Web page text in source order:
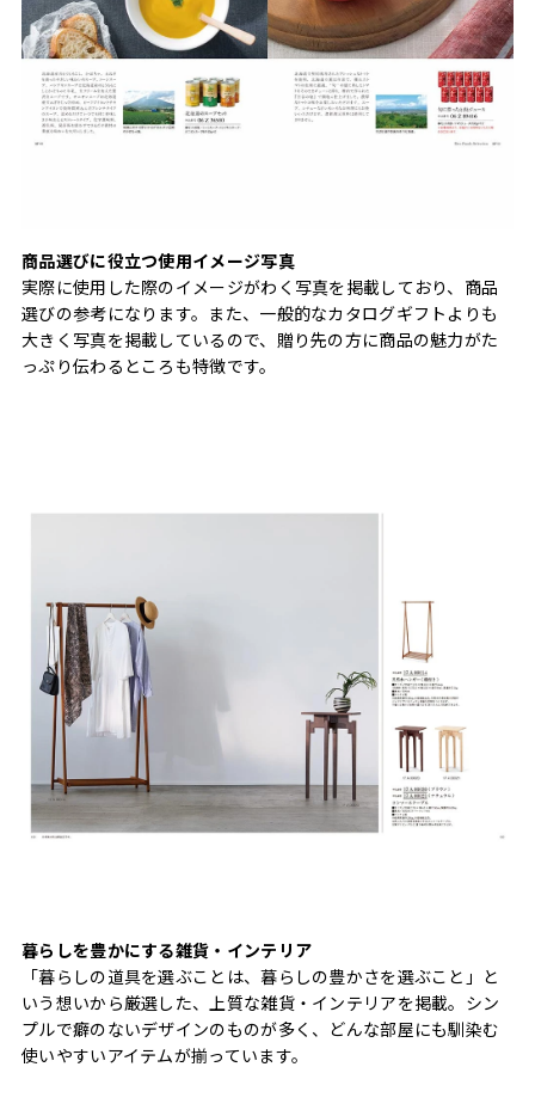
商品選びに役立つ使用イメージ写真
実際に使用した際のイメージがわく写真を掲載しており、商品
選びの参考になります。また、一般的なカタログギフトよりも
大きく写真を掲載しているので、贈り先の方に商品の魅力がた
っぷり伝わるところも特徴です。
暮らしを豊かにする雑貨・インテリア
「暮らしの道具を選ぶことは、暮らしの豊かさを選ぶこと」と
いう想いから厳選した、上質な雑貨・インテリアを掲載。シン
プルで癖のないデザインのものが多く、どんな部屋にも馴染む
使いやすいアイテムが揃っています。